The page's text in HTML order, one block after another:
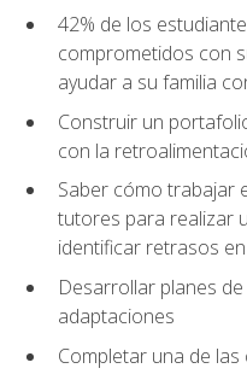
42% de los
comprometidos con
ayudar a su familia
Construir un
con la
Saber cómo trabajar
tutores para realizar
identificar retrasos
Desarrollar planes
adaptaciones
Completar una de